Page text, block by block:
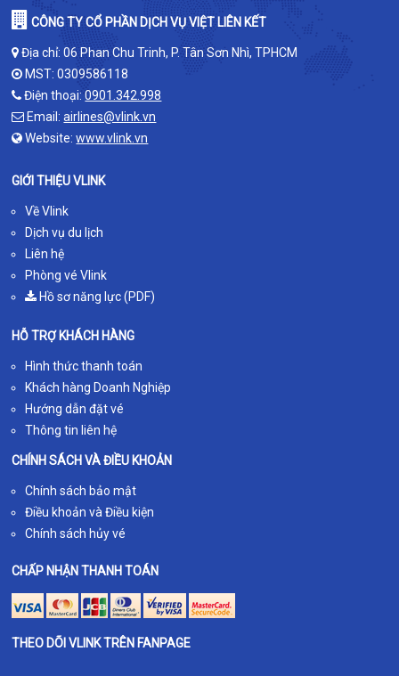
CÔNG TY CỔ PHẦN DỊCH VỤ VIỆT LIÊN KẾT
Địa chỉ: 06 Phan Chu Trinh, P. Tân Sơn Nhì, TPHCM
MST: 0309586118
Điện thoại:0901.342.998
Email:airlines@vlink.vn
Website:www.vlink.vn
GIỚI THIỆU VLINK
Về Vlink
Dịch vụ du lịch
Liên hệ
Phòng vé Vlink
Hồ sơ năng lực (PDF)
HỖ TRỢ KHÁCH HÀNG
Hình thức thanh toán
Khách hàng Doanh Nghiệp
Hướng dẫn đặt vé
Thông tin liên hệ
CHÍNH SÁCH VÀ ĐIỀU KHOẢN
Chính sách bảo mật
Điều khoản và Điều kiện
Chính sách hủy vé
CHẤP NHẬN THANH TOÁN
THEO DÕI VLINK TRÊN FANPAGE